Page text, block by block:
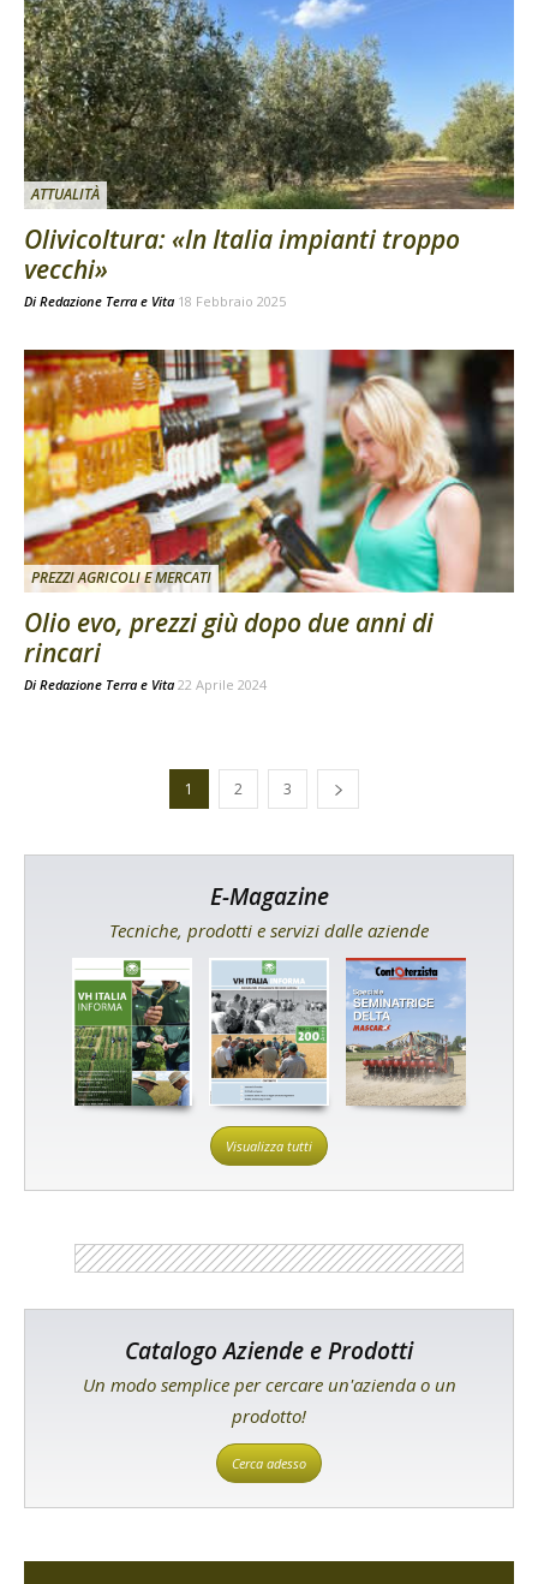
ATTUALITÀ
Olivicoltura: «In Italia impianti troppo
vecchi»
Di Redazione Terra e Vita 18 Febbraio 2025
PREZZI AGRICOLI E MERCATI
Olio evo, prezzi giù dopo due anni di
rincari
Di Redazione Terra e Vita 22 Aprile 2024
1 2 3
E-Magazine
Tecniche, prodotti e servizi dalle aziende
Visualizza tutti
Catalogo Aziende e Prodotti
Un modo semplice per cercare un'azienda o un
prodotto!
Cerca adesso